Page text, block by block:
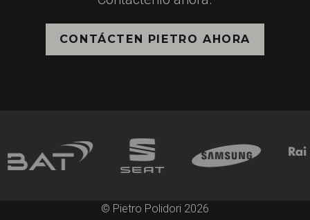
CONTÁCTEN PIETRO AHORA
© Pietro Polidori 2026